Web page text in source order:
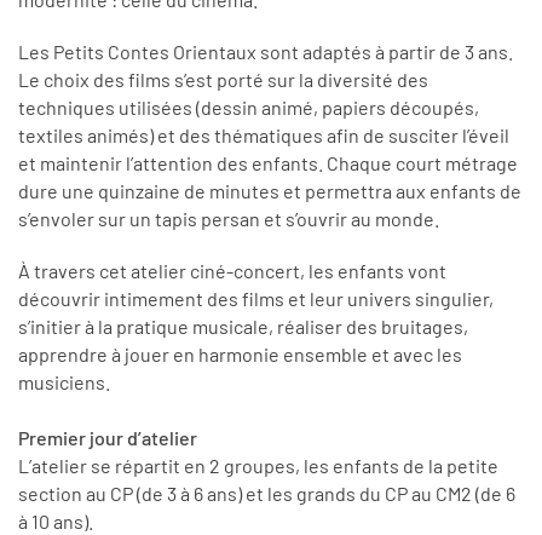
Les Petits Contes Orientaux sont adaptés à partir de 3 ans.
Le choix des films s’est porté sur la diversité des
techniques utilisées (dessin animé, papiers découpés,
textiles animés) et des thématiques afin de susciter l’éveil
et maintenir l’attention des enfants. Chaque court métrage
dure une quinzaine de minutes et permettra aux enfants de
s’envoler sur un tapis persan et s’ouvrir au monde.
À travers cet atelier ciné-concert, les enfants vont
découvrir intimement des films et leur univers singulier,
s’initier à la pratique musicale, réaliser des bruitages,
apprendre à jouer en harmonie ensemble et avec les
musiciens.
Premier jour d’atelier
L’atelier se répartit en 2 groupes, les enfants de la petite
section au CP (de 3 à 6 ans) et les grands du CP au CM2 (de 6
à 10 ans).